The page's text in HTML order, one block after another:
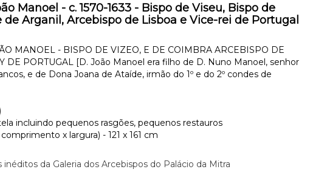
Manoel - c. 1570-1633 - Bispo de Viseu, Bispo de
Arganil, Arcebispo de Lisboa e Vice-rei de Portugal
MANOEL - BISPO DE VIZEO, E DE COIMBRA ARCEBISPO DE
DE PORTUGAL [D. João Manoel era filho de D. Nuno Manoel, senhor
e de Dona Joana de Ataíde, irmão do 1º e do 2º condes de
incluindo pequenos rasgões, pequenos restauros
x largura) - 121 x 161 cm
inéditos da Galeria dos Arcebispos do Palácio da Mitra